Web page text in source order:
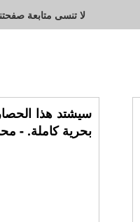
لا تنسى متابعة
سيشتد هذا
بحرية كاملة. -